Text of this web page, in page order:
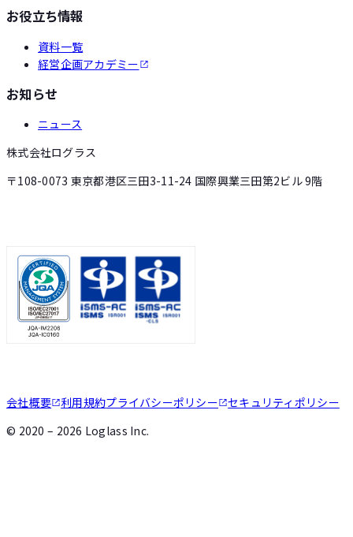
お役立ち情報
資料一覧
経営企画アカデミー
お知らせ
ニュース
株式会社ログラス
〒108-0073 東京都港区三田3-11-24 国際興業三田第2ビル 9階
会社概要 利用規約プライバシーポリシー
セキュリティポリシー
© 2020 – 2026 Loglass Inc.